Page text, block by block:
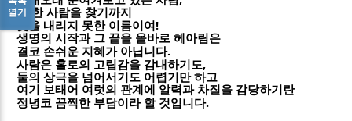
그 한 사람을 찾기까지
닻을 내리지 못한 이름이여!
생명의 시작과 그 끝을 올바로 헤아림은
결코 손쉬운 지혜가 아닙니다.
사람은 홀로의 고립감을 감내하기도,
둘의 상극을 넘어서기도 어렵기만 하고
여기 보태어 여럿의 관계에 알력과 차질을 감당하기란
정녕코 끔찍한 부담이라 할 것입니다.
열기